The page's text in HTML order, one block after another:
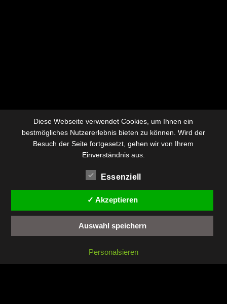
Diese Webseite verwendet Cookies, um Ihnen ein
bestmögliches Nutzererlebnis bieten zu können. Wird der
Besuch der Seite fortgesetzt, gehen wir von Ihrem
Einverständnis aus.
Essenziell
✓ Akzeptieren
Auswahl speichern
Personalsieren